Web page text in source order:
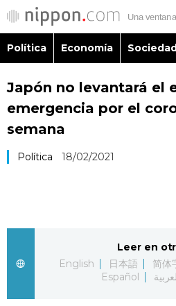
Política
Política Economía
Japón no levantará el
emergencia por el
semana
Política 18/02/2021
Leer en
English
日本語 简体
Español